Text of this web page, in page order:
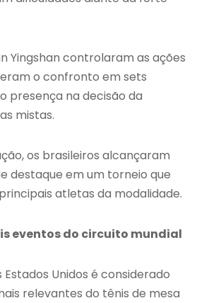
Yingshan controlaram as ações
o confronto em sets
presença na decisão da
mistas.
os brasileiros alcançaram
destaque em um torneio que
atletas da modalidade.
eventos do circuito mundial
Estados Unidos é considerado
relevantes do tênis de mesa